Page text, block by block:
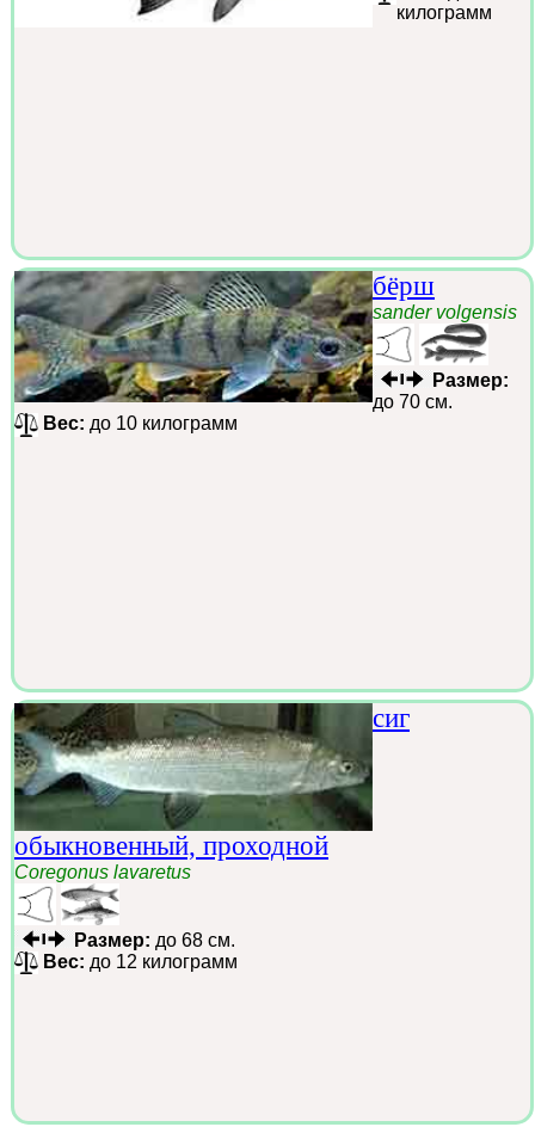
килограмм
бёрш
sander volgensis
Размер:
до 70 см.
Вес: до 10 килограмм
сиг
обыкновенный, проходной
Coregonus lavaretus
Размер: до 68 см.
Вес: до 12 килограмм